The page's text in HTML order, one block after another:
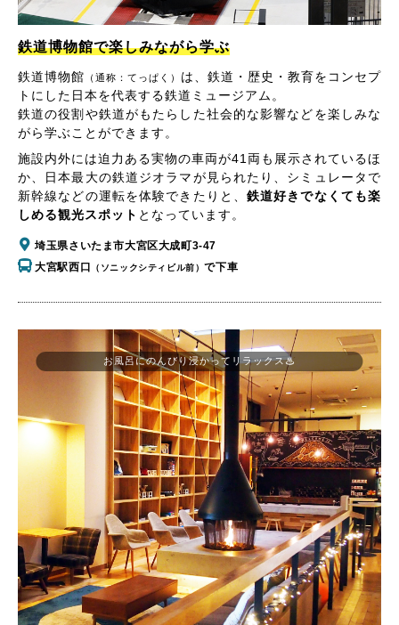
鉄道博物館で楽しみながら学ぶ
鉄道博物館 （通称：てっぱく） は、鉄道・歴史・教育をコンセプ
トにした日本を代表する鉄道ミュージアム。
鉄道の役割や鉄道がもたらした社会的な影響などを楽しみな
がら学ぶことができます。
施設内外には迫力ある実物の車両が41両も展示されているほ
か、日本最大の鉄道ジオラマが見られたり、シミュレータで
新幹線などの運転を体験できたりと、 鉄道好きでなくても楽
しめる観光スポット となっています。
埼玉県さいたま市大宮区大成町3-47
大宮駅西口
（ソニックシティビル前）で下車
お風呂にのんびり浸かってリラックス♨